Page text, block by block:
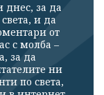
днес, за да
и да
от
с молба –
за да
ни
по света,